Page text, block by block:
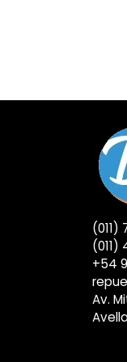
(011)
+54
Av.